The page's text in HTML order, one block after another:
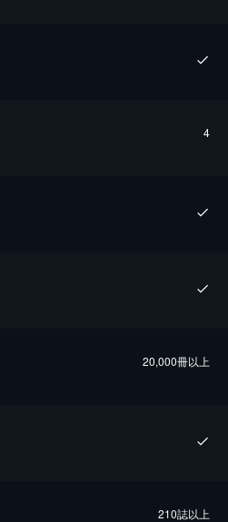
4
20,000冊以上
210誌以上